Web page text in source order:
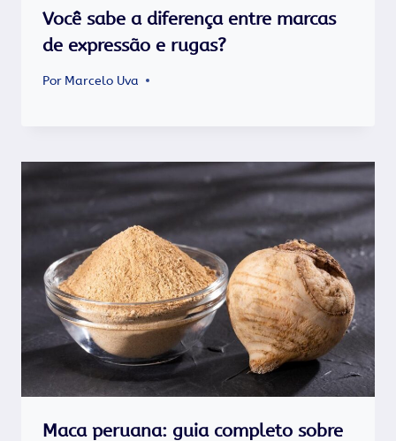
Você sabe a diferença entre marcas
de expressão e rugas?
Por Marcelo Uva
Maca peruana: guia completo sobre